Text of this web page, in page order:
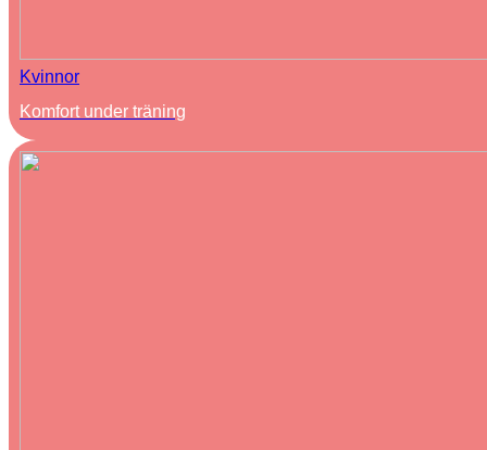
Kvinnor
Komfort under träning